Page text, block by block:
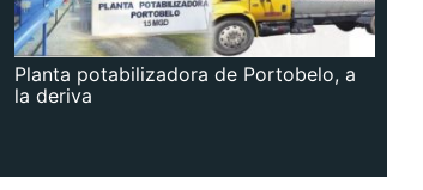
Planta potabilizadora de Portobelo, a
la deriva